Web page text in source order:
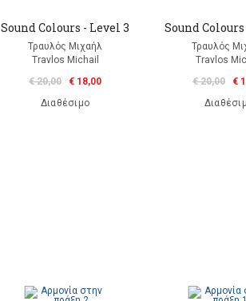
Sound Colours - Level 3
Τραυλός Μιχαήλ
Travlos Michail
€ 20,00
€ 18,00
Διαθέσιμο
Sound
Τραυλός
Travlos
€ 20,00
€